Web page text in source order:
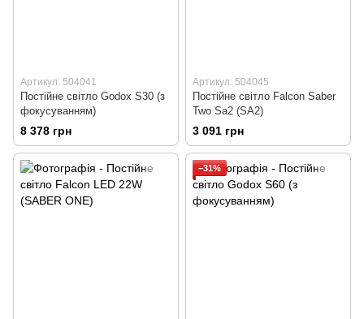
Артикул: 504041
Постійне світло Godox S30 (з
фокусуванням)
8 378 грн
Артикул: 504045
Постійне світло Falcon Saber
Two Sa2 (SA2)
3 091 грн
−31%